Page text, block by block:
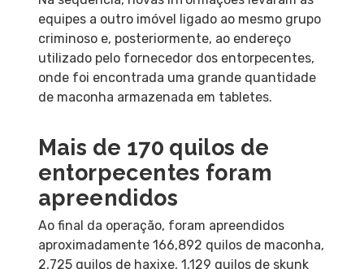
equipes a outro imóvel ligado ao mesmo grupo
criminoso e, posteriormente, ao endereço
utilizado pelo fornecedor dos entorpecentes,
onde foi encontrada uma grande quantidade
de maconha armazenada em tabletes.
Mais de 170 quilos de
entorpecentes foram
apreendidos
Ao final da operação, foram apreendidos
aproximadamente 166,892 quilos de maconha,
2,725 quilos de haxixe, 1,129 quilos de skunk